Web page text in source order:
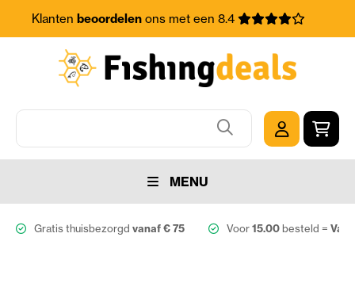
Klanten beoordelenons met een 8.4
MENU
Gratis thuisbezorgd vanaf € 75 Voor15.00besteld =